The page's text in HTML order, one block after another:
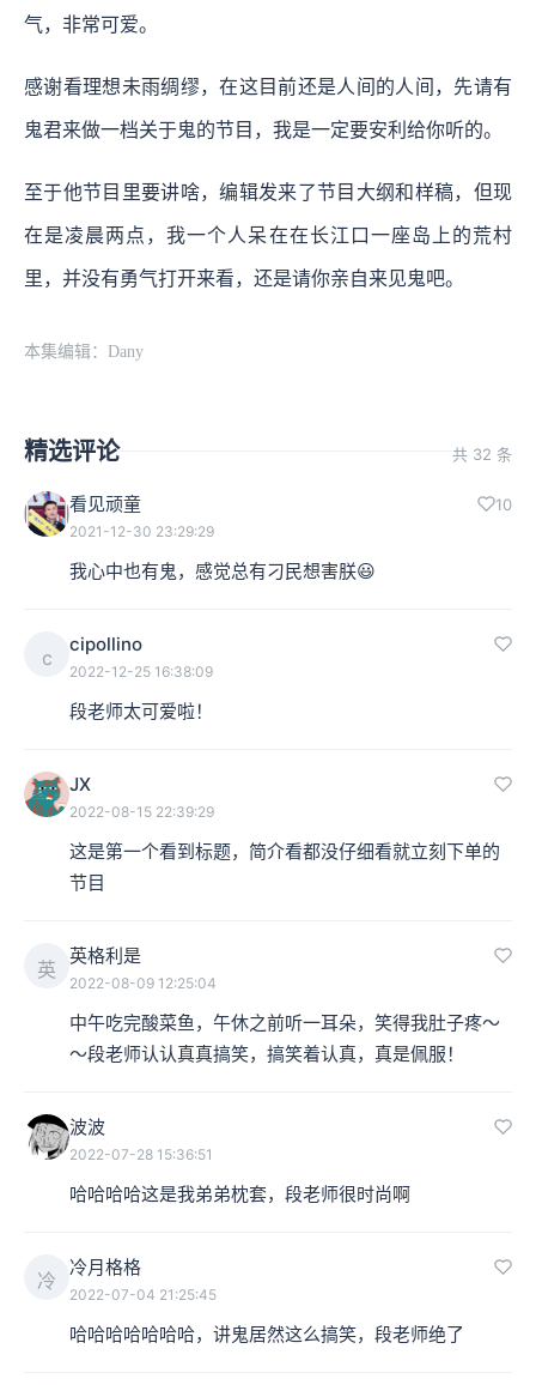
气，非常可爱。
感谢看理想未雨绸缪，在这目前还是人间的人间，先请有
鬼君来做一档关于鬼的节目，我是一定要安利给你听的。
至于他节目里要讲啥，编辑发来了节目大纲和样稿，但现
在是凌晨两点，我一个人呆在在长江口一座岛上的荒村
里，并没有勇气打开来看，还是请你亲自来见鬼吧。
本集编辑：Dany
精选评论 共 32 条
看见顽童 10
2021-12-30 23:29:29
我心中也有鬼，感觉总有刁民想害朕😃
c
cipollino
2022-12-25 16:38:09
段老师太可爱啦！
JX
2022-08-15 22:39:29
这是第一个看到标题，简介看都没仔细看就立刻下单的
节目
英
英格利是
2022-08-09 12:25:04
中午吃完酸菜鱼，午休之前听一耳朵，笑得我肚子疼～
～段老师认认真真搞笑，搞笑着认真，真是佩服！
波波
2022-07-28 15:36:51
哈哈哈哈这是我弟弟枕套，段老师很时尚啊
冷
冷月格格
2022-07-04 21:25:45
哈哈哈哈哈哈哈，讲鬼居然这么搞笑，段老师绝了